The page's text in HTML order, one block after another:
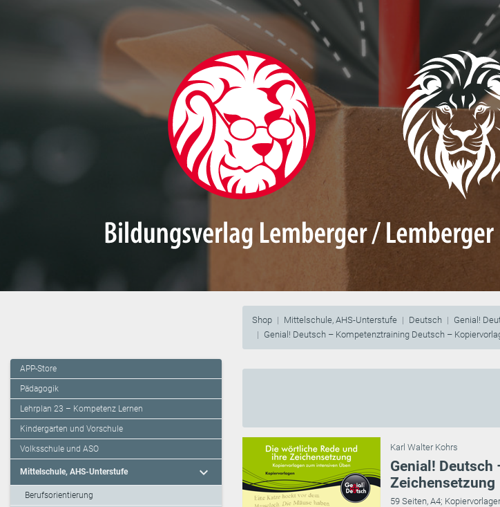
Shop Mittelschule, AHS-Unterstufe Deutsch
Genial!
Genial! Deutsch – Kompetenztraining Deutsch –
APP-Store
Pädagogik
Lehrplan 23 – Kompetenz Lernen
Kindergarten und Vorschule
Volksschule und ASO
Mittelschule, AHS-Unterstufe expand_more
Berufsorientierung
Karl Walter Kohrs
Genial! Deutsch
Zeichensetzung
59 Seiten, A4;